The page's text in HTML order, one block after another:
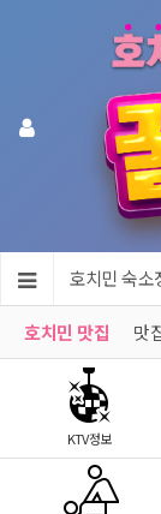
정보 호치민 숙소
호치민 맛집 맛
KTV정보